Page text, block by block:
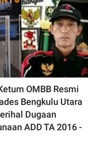
OMBB Resmi
Bengkulu Utara
Dugaan
ADD TA 2016 -